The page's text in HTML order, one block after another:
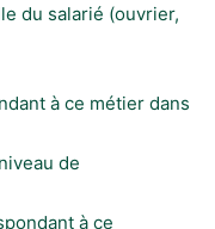
du salarié (ouvrier,
à ce métier dans
de
à ce